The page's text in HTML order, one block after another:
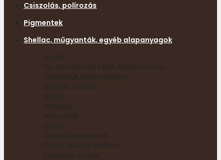
Csiszolás, polírozás
Pigmentek
Shellac, műgyanták, egyéb alapanyagok
Enyvek
Fa- és műanyag kittek, kitöltőanyagok
Fakártevők elleni védelem
Gyanták, viaszok
Lakkok
Méhviasz
Műgyanták
Olajok
Olvasztókészülékek
Pácok, lazúrok, festékek
Retusálás, javítás